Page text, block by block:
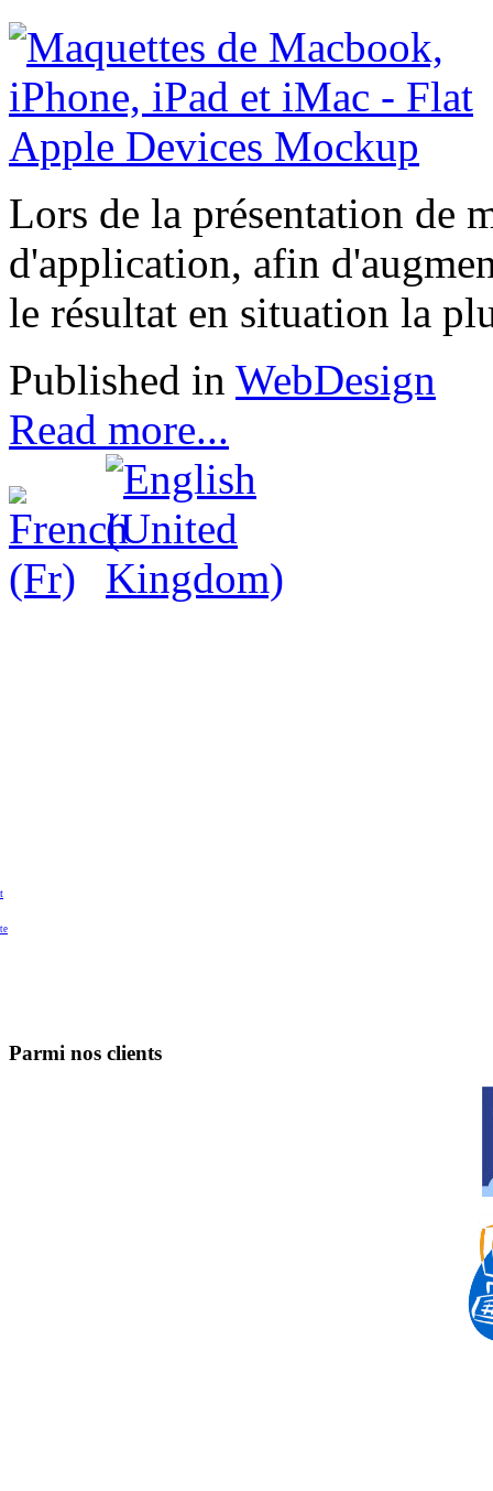
Lors de la présentation de
d'application, afin
le résultat en situation la
Published in WebDesign
Read more...
Parmi nos clients